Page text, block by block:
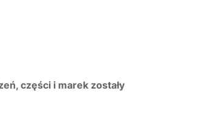
części i marek zostały